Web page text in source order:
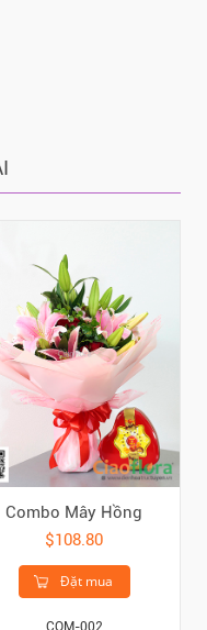
Combo Mây Hồng
$108.80
Đặt mua
COM-002